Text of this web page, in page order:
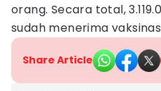
orang. Secara total,
sudah menerima
Share Article